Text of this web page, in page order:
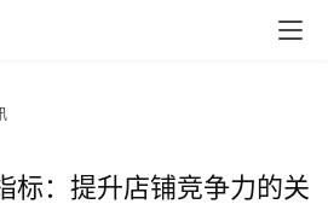
标：提升店铺竞争力的关